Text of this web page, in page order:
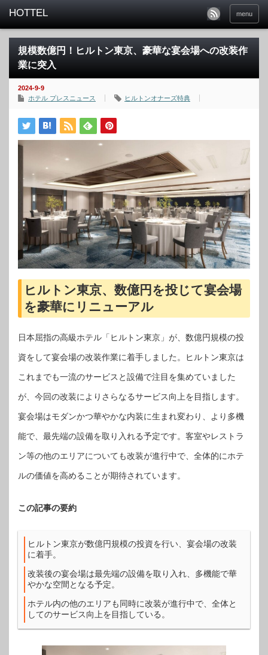
menu
規模数億円！ヒルトン東京、豪華な宴会場への改装作
業に突入
2024-9-9
ホテル プレスニュース
ヒルトンオナーズ特典
ヒルトン東京、数億円を投じて宴会場
を豪華にリニューアル
日本屈指の高級ホテル「ヒルトン東京」が、数億円規模の投
資をして宴会場の改装作業に着手しました。ヒルトン東京は
これまでも一流のサービスと設備で注目を集めていました
が、今回の改装によりさらなるサービス向上を目指します。
宴会場はモダンかつ華やかな内装に生まれ変わり、より多機
能で、最先端の設備を取り入れる予定です。客室やレストラ
ン等の他のエリアについても改装が進行中で、全体的にホテ
ルの価値を高めることが期待されています。
この記事の要約
ヒルトン東京が数億円規模の投資を行い、宴会場の改装
に着手。
改装後の宴会場は最先端の設備を取り入れ、多機能で華
やかな空間となる予定。
ホテル内の他のエリアも同時に改装が進行中で、全体と
してのサービス向上を目指している。